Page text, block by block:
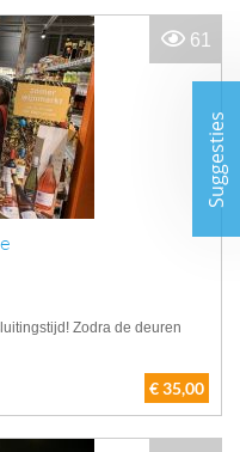
Zodra de deuren
€ 35,00
61
Suggesties